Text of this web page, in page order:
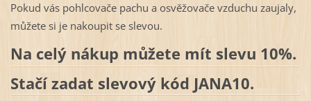
Pokud vás pohlcovače pachu a osvěžovače vzduchu zaujaly,
můžete si je nakoupit se slevou.
Na celý nákup můžete mít slevu 10%.
Stačí zadat slevový kód JANA10.